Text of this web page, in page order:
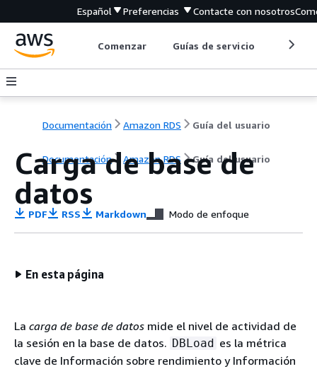
Español Preferencias Contacte con nosotros
Comenzar Guías de servicio
Documentación Amazon RDS Guía del usuario
Documentación Amazon RDS Guía del usuario
Carga de base de
datos
PDF RSS Markdown Modo de enfoque
En esta página
La carga de base de datos mide el nivel de actividad de
la sesión en la base de datos. DBLoad es la métrica
clave de Información sobre rendimiento y Información